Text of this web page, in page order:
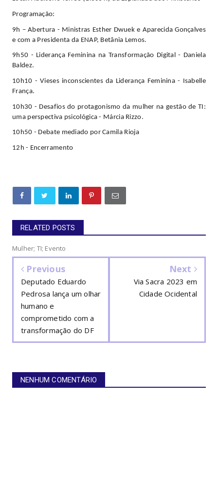
Programação:
9h – Abertura - Ministras Esther Dwuek e Aparecida Gonçalves
e com a Presidenta da ENAP, Betânia Lemos.
9h50 - Liderança Feminina na Transformação Digital - Daniela
Baldez.
10h10 - Vieses inconscientes da Liderança Feminina - Isabelle
França.
10h30 - Desafios do protagonismo da mulher na gestão de TI:
uma perspectiva psicológica - Márcia Rizzo.
10h50 - Debate mediado por Camila Rioja
12h - Encerramento
RELATED POSTS
Mulher; TI; Evento
Previous
Deputado Eduardo
Pedrosa lança um olhar
humano e
comprometido com a
transformação do DF
Next
Via Sacra 2023 em
Cidade Ocidental
NENHUM COMENTÁRIO